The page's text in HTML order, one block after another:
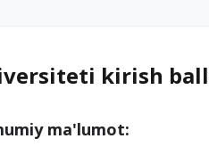
kirish
ma'lumot: